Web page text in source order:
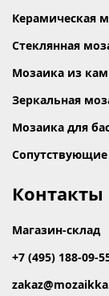
Керамическая
Стеклянная
Мозаика из
Зеркальная
Мозаика для
Контакты
Магазин-склад
+7 (495) 188-09-